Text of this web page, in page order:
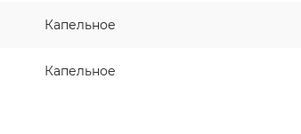
Капельное
Капельное